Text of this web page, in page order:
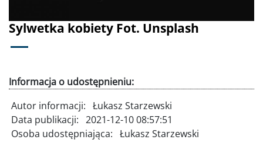
Sylwetka kobiety Fot. Unsplash
Informacja o udostępnieniu:
Autor informacji: Łukasz Starzewski
Data publikacji: 2021-12-10 08:57:51
Osoba udostępniająca: Łukasz Starzewski